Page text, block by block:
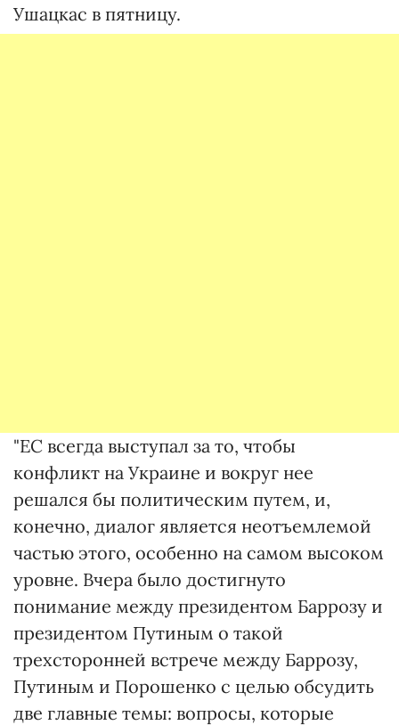
Ушацкас в пятницу.
"ЕС всегда выступал за то, чтобы
конфликт на Украине и вокруг нее
решался бы политическим путем, и,
конечно, диалог является неотъемлемой
частью этого, особенно на самом высоком
уровне. Вчера было достигнуто
понимание между президентом Баррозу и
президентом Путиным о такой
трехсторонней встрече между Баррозу,
Путиным и Порошенко с целью обсудить
две главные темы: вопросы, которые